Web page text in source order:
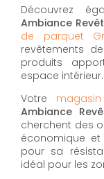
Découvrez
Ambiance
de parquet
revêtements
produits
espace intérieur.
Votre
Ambiance
cherchent des
économique et
pour sa
idéal pour les